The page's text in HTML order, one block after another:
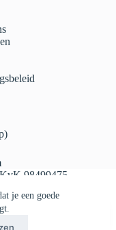
je een goede
98499475